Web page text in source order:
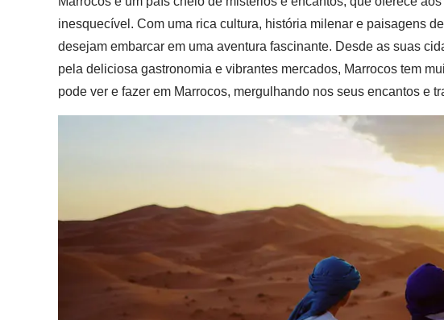
inesquecível. Com uma rica cultura, história milenar e paisagens
desejam embarcar em uma aventura fascinante. Desde as suas
pela deliciosa gastronomia e vibrantes mercados, Marrocos tem
pode ver e fazer em Marrocos, mergulhando nos seus encantos e